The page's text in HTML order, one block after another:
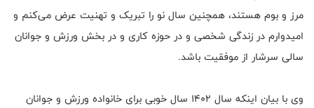
مرز و بوم هستند، همچنین سال نو را تبریک و تهنیت عرض می‌کنم و
امیدوارم در زندگی شخصی و در حوزه کاری و در بخش ورزش و جوانان
سالی سرشار از موفقیت باشد.
وی با بیان اینکه سال 1402 سال خوبی برای خانواده ورزش و جوانان